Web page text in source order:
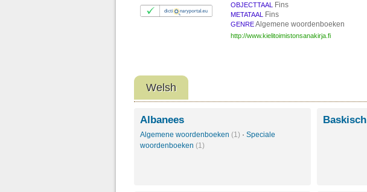
OBJECTTAAL Fins
METATAAL Fins
GENREAlgemene woordenboeken
http://www.kielitoimistonsanakirja.fi
Welsh
Albanees
Algemene woordenboeken (1) · Speciale
woordenboeken (1)
Baskisch